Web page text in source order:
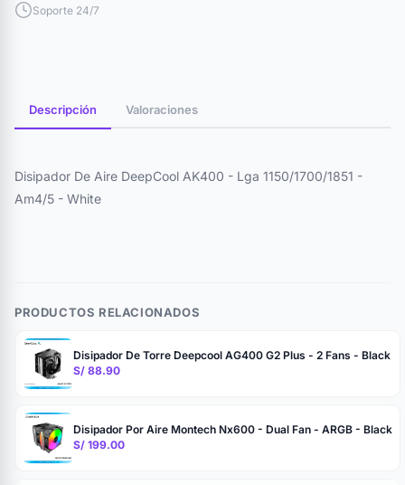
Soporte 24/7
Descripción Valoraciones
Disipador De Aire DeepCool AK400 - Lga 1150/1700/1851 -
Am4/5 - White
PRODUCTOS RELACIONADOS
Disipador De Torre Deepcool AG400 G2 Plus - 2 Fans - Black
S/ 88.90
Disipador Por Aire Montech Nx600 - Dual Fan - ARGB - Black
S/ 199.00